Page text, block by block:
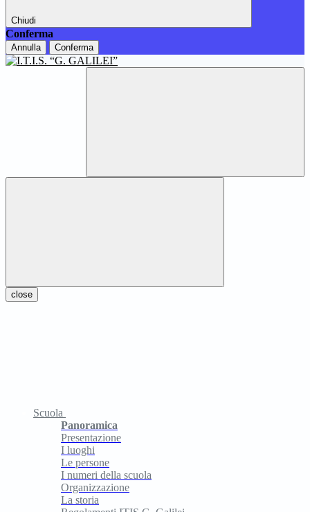
Chiudi
Conferma
Annulla Conferma
close
Scuola
Panoramica
Presentazione
I luoghi
Le persone
I numeri della scuola
Organizzazione
La storia